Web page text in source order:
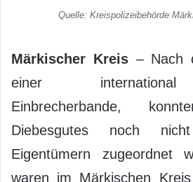
Quelle: Kreispolizeibehörde
Märkischer Kreis– Nach
einer international
Einbrecherbande,
Diebesgutes noch
Eigentümern zugeordnet
waren im Märkischen